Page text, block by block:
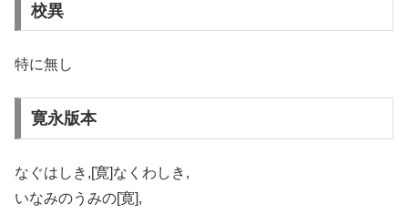
校異
特に無し
寛永版本
なぐはしき,[寛]なくわしき,
いなみのうみの[寛],